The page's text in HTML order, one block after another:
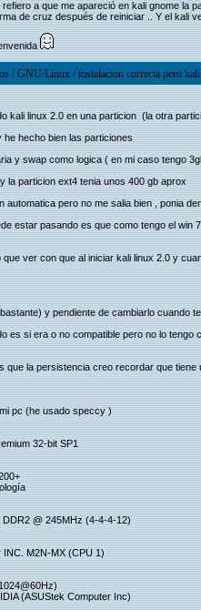
a que me apareció en kali gnome la
de cruz después de reiniciar .. Y el kali
/GNU/Linux/instalacion correcta pero
kali linux 2.0 en una particion (la otra
he hecho bien las particiones
y swap como logica ( en mi caso tengo
la particion ext4 tenia unos 400 gb aprox
automatica pero no me salia bien , ponia
estar pasando es que como tengo el
que ver con que al iniciar kali linux 2.0 y
y pendiente de cambiarlo cuando
es si era o no compatible pero no lo
que la persistencia creo recordar que
pc (he usado speccy )
32-bit SP1
@ 245MHz (4-4-4-12)
INC. M2N-MX (CPU 1)
(ASUStek Computer Inc)